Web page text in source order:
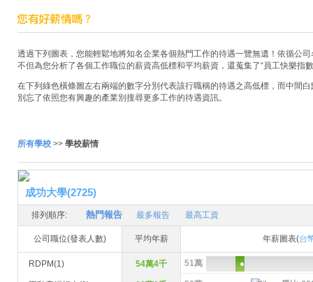
透過下列圖表，您能輕鬆地將知名企業各個熱門工作的待遇一覽無遺！依循公
不但為您分析了各個工作職位的薪資高低標和平均薪資，還蒐集了“員工快樂指
在下列綠色橫條圖左右兩端的數字分別代表該行職稱的待遇之高低標，而中間
別忘了依照您有興趣的產業別搜尋更多工作的待遇資訊。
所有學校 >> 學校薪情
成功大學(2725)
排列順序: 熱門報告 最多報告 最高工資
公司職位(發表人數) 平均年薪 年薪圖表(台
RDPM(1) 54萬4千 51萬